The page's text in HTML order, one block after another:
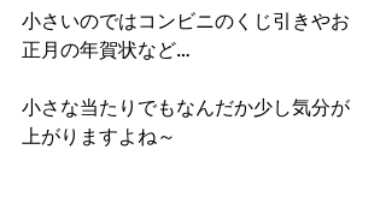
小さいのではコンビニのくじ引きやお
正月の年賀状など…
小さな当たりでもなんだか少し気分が
上がりますよね～